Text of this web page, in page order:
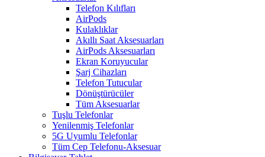
Telefon Kılıfları
AirPods
Kulaklıklar
Akıllı Saat Aksesuarları
AirPods Aksesuarları
Ekran Koruyucular
Şarj Cihazları
Telefon Tutucular
Dönüştürücüler
Tüm Aksesuarlar
Tuşlu Telefonlar
Yenilenmiş Telefonlar
5G Uyumlu Telefonlar
Tüm Cep Telefonu-Aksesuar